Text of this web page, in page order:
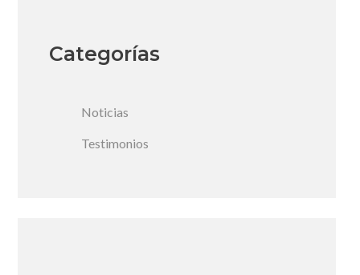
Categorías
Noticias
Testimonios